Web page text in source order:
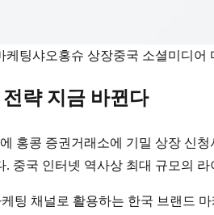
케팅샤오홍슈 상장중국 소셜미디어
략 지금 바뀐다
홍콩 증권거래소에 기밀 상장 신
중국 인터넷 역사상 최대 규모의
팅 채널로 활용하는 한국 브랜드